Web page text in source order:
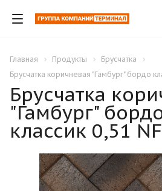
Главная Продукты
Брусчатка
Брусчатка коричневая "Гамбург" бордо
Брусчатка
"Гамбург"
классик 0,51 NF